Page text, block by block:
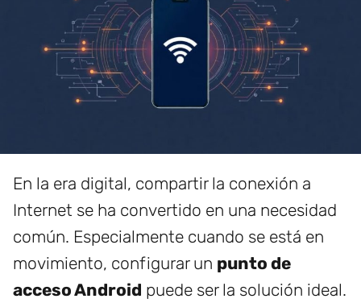
En la era digital, compartir la conexión a
Internet se ha convertido en una necesidad
común. Especialmente cuando se está en
movimiento, configurar un punto de
acceso Android puede ser la solución ideal.